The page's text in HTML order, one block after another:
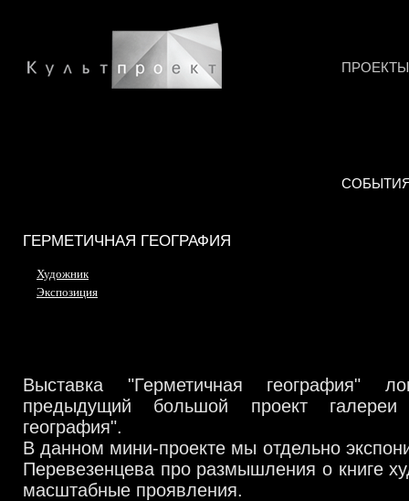
ПРОЕКТЫ
ГЕРМЕТИЧНАЯ ГЕОГРАФИЯ
Художник
Экспозиция
Выставка "Герметичная география"
предыдущий большой проект
география".
В данном мини-проекте мы отдельно
Перевезенцева про размышления о книге
масштабные проявления.